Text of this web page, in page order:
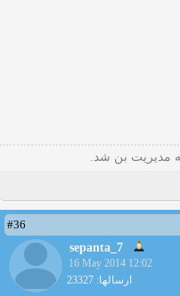
به مدیریت بن شد.
#36
sepanta_7
16 May 2014 12:02
ارسالها: 23327